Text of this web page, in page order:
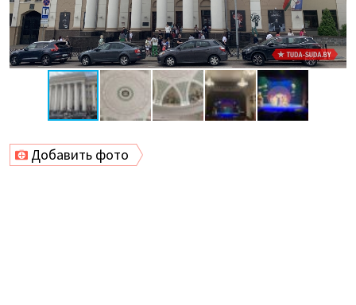
Добавить фото